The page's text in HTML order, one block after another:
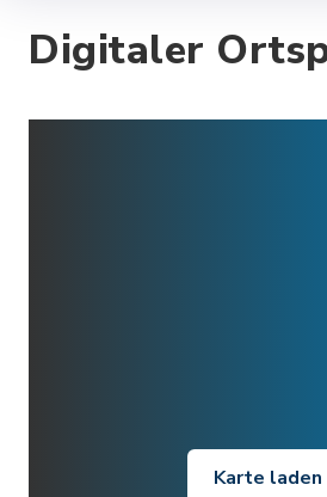
Digitaler
Karte laden